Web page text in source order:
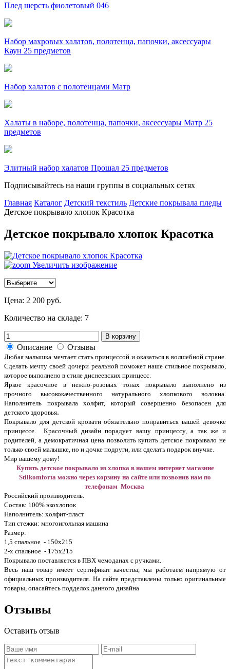
Плед шерсть фиолетовый 046
Набор махровых халатов, полотенца, папочки, аксессуары
Каун 25 предметов
Набор халатов с полотенцами Матр
Халаты в наборе, полотенца, папочки, аксессуары Матр 25
предметов
Элитный набор халатов Прошал 25 предметов
Подписывайтесь на наши группы в социальных сетях
Главная Каталог Детский текстиль Детские покрывала пледы
Детское покрывало хлопок Красотка
Детское покрывало хлопок Красотка
Увеличить изображение
Цена: 2 200 руб.
Количество на складе: 7
В корзину
Описание Отзывы
Любая малышка мечтает стать принцессой и оказаться в волшебной стране.
Сделать мечту своей дочери реальной поможет наше стильное покрывало,
которое выполнено в стиле диснеевских принцесс.
Яркое красочное в нежно-розовых тонах покрывало выполнено из
прочного высококачественного натурального хлопкового волокна.
Наполнитель покрывала холфит, который совершенно безопасен для
детского здоровья.
Покрывало для детской кровати обязательно понравиться вашей девочке
принцессе. Красочный дизайн порадует вашу принцессу, а так же и
родителей, а демократичная цена позволить купить детское покрывало не
только своей малышке, но и дочке подруги, или сделать подарок внучке.
Мир вашему дому!
Купить детское покрывало из хлопка в нашем интернет магазине
Stilkomforta можно через корзину на сайте или позвонив нам по
телефонам Москва
Российский производитель.
Состав: 100% экохлопок
Наполнитель: холфит-пласт
Тип стежки: многоигольная машина
Размер:
1,5 спальное - 150х215
2-х спальное - 175х215
Покрывало поставляется в ПВХ чемоданах с ручками.
Весь наш товар имеет сертификат качества, мы работаем напрямую от
официальных производителя. На сайте представлены только оригинальные
товары, опасайтесь подделок данного дизайна
Отзывы
Оставить отзыв